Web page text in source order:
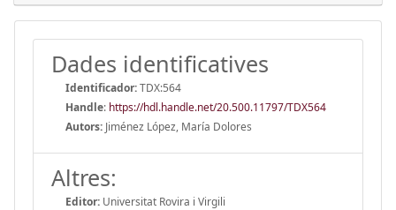
Dades identificatives
Identificador:TDX:564
Handle: https://hdl.handle.net/20.500.11797/TDX564
Autors: Jiménez López, María Dolores
Altres:
Editor: Universitat Rovira i Virgili